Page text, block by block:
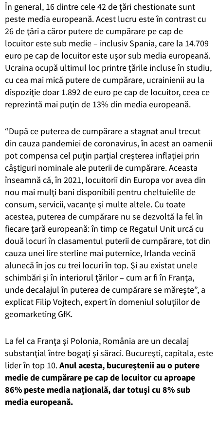
În general, 16 dintre cele 42 de ţări chestionate sunt
peste media europeană. Acest lucru este în contrast cu
26 de ţări a căror putere de cumpărare pe cap de
locuitor este sub medie – inclusiv Spania, care la 14.709
euro pe cap de locuitor este uşor sub media europeană.
Ucraina ocupă ultimul loc printre ţările incluse în studiu,
cu cea mai mică putere de cumpărare, ucrainienii au la
dispoziţie doar 1.892 de euro pe cap de locuitor, ceea ce
reprezintă mai puţin de 13% din media europeană.
“După ce puterea de cumpărare a stagnat anul trecut
din cauza pandemiei de coronavirus, în acest an oamenii
pot compensa cel puţin parţial creşterea inflaţiei prin
câştiguri nominale ale puterii de cumpărare. Aceasta
înseamnă că, în 2021, locuitorii din Europa vor avea din
nou mai mulţi bani disponibili pentru cheltuielile de
consum, servicii, vacanţe şi multe altele. Cu toate
acestea, puterea de cumpărare nu se dezvoltă la fel în
fiecare ţară europeană: în timp ce Regatul Unit urcă cu
două locuri în clasamentul puterii de cumpărare, tot din
cauza unei lire sterline mai puternice, Irlanda vecină
alunecă în jos cu trei locuri în top. Şi au existat unele
schimbări şi în interiorul ţărilor – cum ar fi în Franţa,
unde decalajul în puterea de cumpărare se măreşte”, a
explicat Filip Vojtech, expert în domeniul soluţiilor de
geomarketing GfK.
La fel ca Franţa şi Polonia, România are un decalaj
substanţial între bogaţi şi săraci. Bucureşti, capitala, este
lider în top 10.Anul acesta, bucureştenii au o putere
medie de cumpărare pe cap de locuitor cu aproape
86% peste media naţională, dar totuşi cu 8% sub
media europeană.